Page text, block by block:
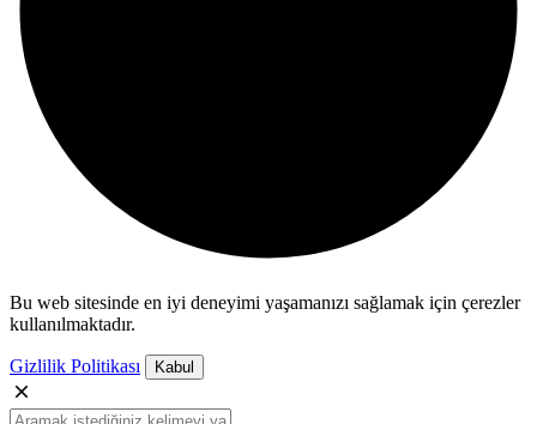
Bu web sitesinde en iyi deneyimi yaşamanızı sağlamak için çerezler
kullanılmaktadır.
Gizlilik Politikası Kabul